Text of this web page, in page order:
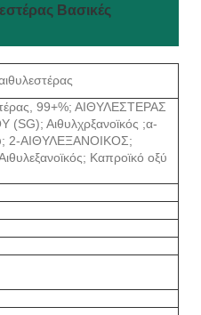
Βασικές
99+%; ΑΙΘΥΛΕΣΤΕΡΑΣ
Αιθυλχρξανοϊκός ;α-
2-ΑΙΘΥΛΕΞΑΝΟΙΚΟΣ;
Καπροϊκό οξύ